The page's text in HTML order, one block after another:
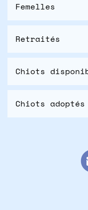
Femelles
Retraités
Chiots
Chiots adoptés